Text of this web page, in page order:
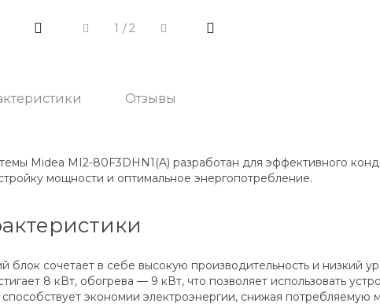
1 /2
Отзывы
Midea MI2-80F3DHN1(A) разработан для эффективного
мощности и оптимальное энергопотребление.
блок сочетает в себе высокую производительность и
8 кВт, обогрева — 9 кВт, что позволяет использовать
экономии электроэнергии, снижая